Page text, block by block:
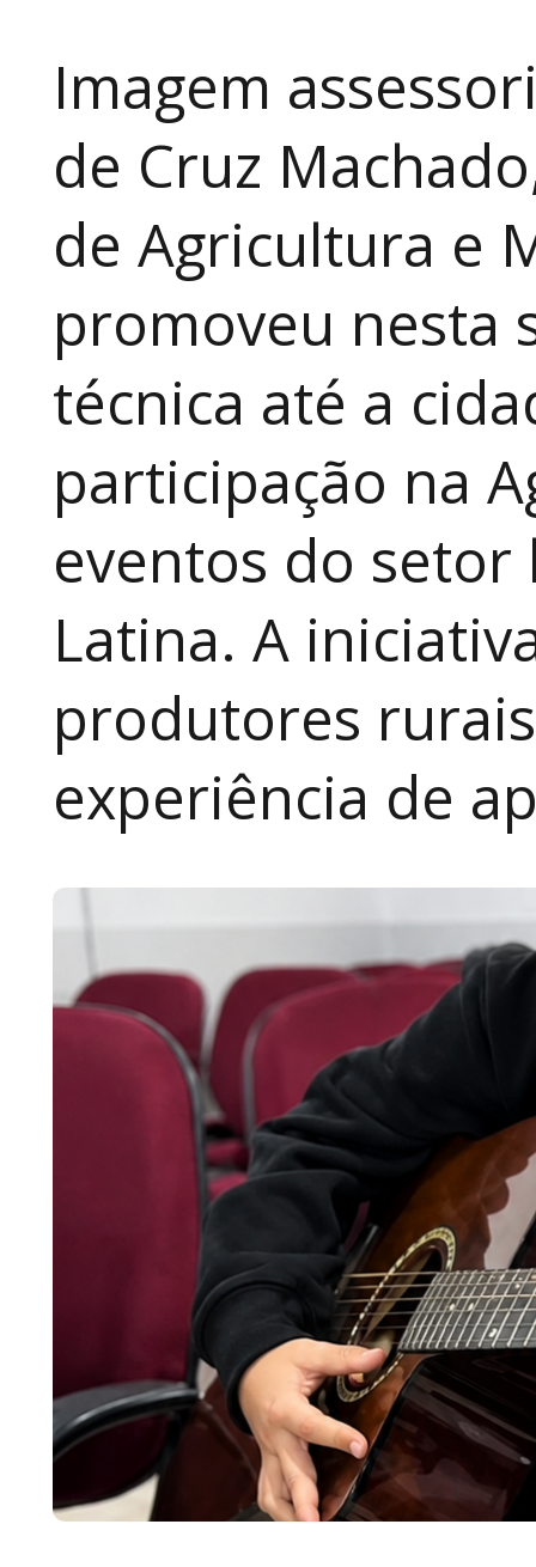
Imagem
de Cruz
de Agricultura e
promoveu nesta
técnica até a
participação na
eventos do
Latina. A
produtores
experiência de